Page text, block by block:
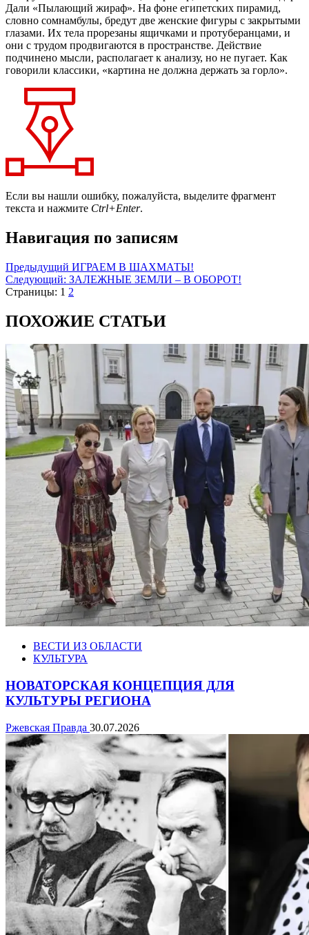
Дали «Пылающий жираф». На фоне египетских пирамид,
словно сомнамбулы, бредут две женские фигуры с закрытыми
глазами. Их тела прорезаны ящичками и протуберанцами, и
они с трудом продвигаются в пространстве. Действие
подчинено мысли, располагает к анализу, но не пугает. Как
говорили классики, «картина не должна держать за горло».
Если вы нашли ошибку, пожалуйста, выделите фрагмент
текста и нажмите Ctrl+Enter.
Навигация по записям
Предыдущий ИГРАЕМ В ШАХМАТЫ!
Следующий: ЗАЛЕЖНЫЕ ЗЕМЛИ – В ОБОРОТ!
Страницы: 1 2
ПОХОЖИЕ СТАТЬИ
ВЕСТИ ИЗ ОБЛАСТИ
КУЛЬТУРА
НОВАТОРСКАЯ КОНЦЕПЦИЯ ДЛЯ
КУЛЬТУРЫ РЕГИОНА
Ржевская Правда 30.07.2026